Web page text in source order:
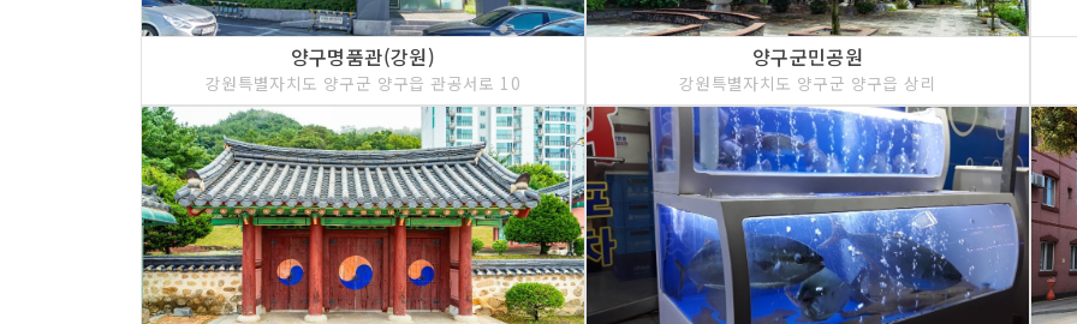
양구명품관(강원)
강원특별자치도 양구군 양구읍 관공서로 10
양구군민공원
강원특별자치도 양구군 양구읍 상리